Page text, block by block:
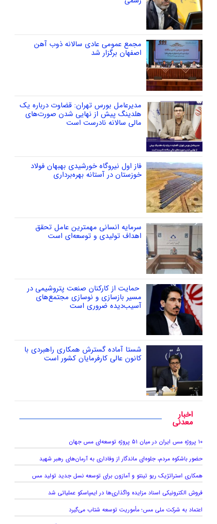
مجمع عمومی عادی سالانه ذوب آهن
اصفهان برگزار شد
مدیرعامل بورس تهران: قضاوت درباره یک
هلدینگ پیش از نهایی شدن صورت‌های
مالی سالانه نادرست است
فاز اول نیروگاه خورشیدی بهبهان فولاد
خوزستان در آستانه بهره‌برداری
سرمایه انسانی مهمترین عامل تحقق
اهداف تولیدی و توسعه‌ای است
حمایت از کارکنان صنعت پتروشیمی در
مسیر بازسازی و نوسازی مجتمع‌های
آسیب‌دیده ضروری است
شستا آماده گسترش همکاری راهبردی با
کانون عالی کارفرمایان کشور است
اخبار
معدنی
۱۰ پروژه مس ایران در میان ۵۱ پروژه توسعه‌ای مس جهان
حضور باشکوه مردم، جلوه‌ای ماندگار از وفاداری به آرمان‌های رهبر شهید
همکاری استراتژیک ریو تینتو و آمازون برای توسعه نسل جدید تولید مس
فروش الکترونیکی اسناد مزایده واگذاری‌ها در ایمپاسکو عملیاتی شد
اعتماد به شرکت ملی مس؛ مأموریت توسعه شتاب می‌گیرد